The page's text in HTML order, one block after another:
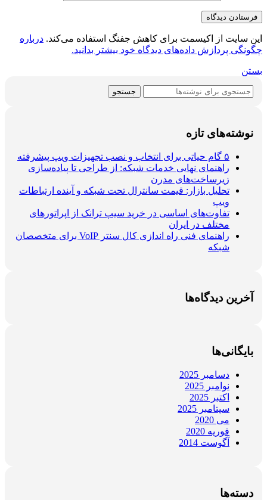
این سایت از اکیسمت برای کاهش جفنگ استفاده می‌کند. درباره
چگونگی پردازش داده‌های دیدگاه خود بیشتر بدانید.
بستن
جستجو
نوشته‌های تازه
۵ گام حیاتی برای انتخاب و نصب تجهیزات ویپ پیشرفته
راهنمای نهایی خدمات شبکه: از طراحی تا پیاده‌سازی
زیرساخت‌های مدرن
تحلیل بازار: قیمت سانترال تحت شبکه و آینده ارتباطات
ویپ
تفاوت‌های اساسی در خرید سیپ ترانک از اپراتورهای
مختلف در ایران
راهنمای فنی راه اندازی کال سنتر VoIP برای متخصصان
شبکه
آخرین دیدگاه‌ها
بایگانی‌ها
دسامبر 2025
نوامبر 2025
اکتبر 2025
سپتامبر 2025
می 2020
فوریه 2020
آگوست 2014
دسته‌ها